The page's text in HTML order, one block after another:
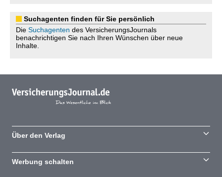
Suchagenten finden für Sie persönlich
Die Suchagenten des VersicherungsJournals
benachrichtigen Sie nach Ihren Wünschen über neue
Inhalte.
Über den Verlag
Werbung schalten